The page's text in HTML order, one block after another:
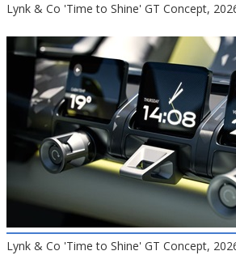
Lynk & Co 'Time to Shine' GT Concept,
Lynk & Co 'Time to Shine' GT Concept,